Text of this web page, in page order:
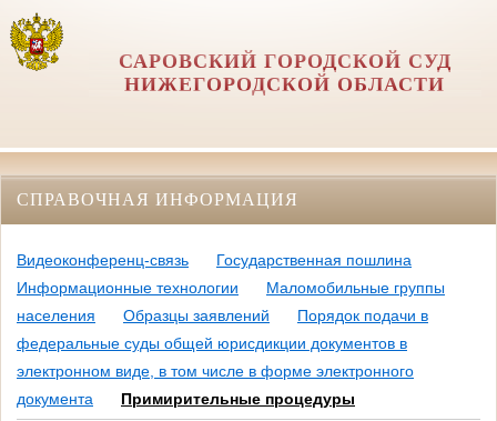
САРОВСКИЙ ГОРОДСКОЙ СУД
НИЖЕГОРОДСКОЙ ОБЛАСТИ
СПРАВОЧНАЯ ИНФОРМАЦИЯ
Видеоконференц-связь
Государственная пошлина
Информационные технологии
Маломобильные группы
населения
Образцы заявлений
Порядок подачи в
федеральные суды общей юрисдикции документов в
электронном виде, в том числе в форме электронного
документа
Примирительные процедуры